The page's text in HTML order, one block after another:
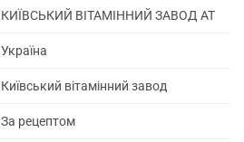
КИЇВСЬКИЙ ВІТАМІННИЙ ЗАВОД АТ
Україна
Київський вітамінний завод
За рецептом